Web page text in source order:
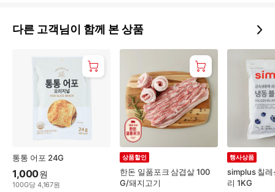
다른 고객님이 함께 본 상품
통통 어포 24G
1,000원
100G당 4,167원
한돈 일품포크 삼겹살 100
G/돼지고기
상품할인
simplus 칠
리 1KG
행사상품